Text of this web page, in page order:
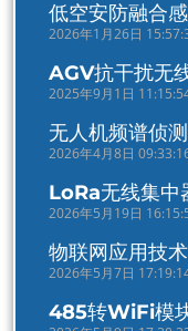
低空安防融合
2026年1月26日
AGV抗干扰无
2025年9月1日
无人机频谱侦
2026年4月8日
LoRa无线集中
2026年5月19日
物联网应用技
2026年5月7日
485转WiFi模